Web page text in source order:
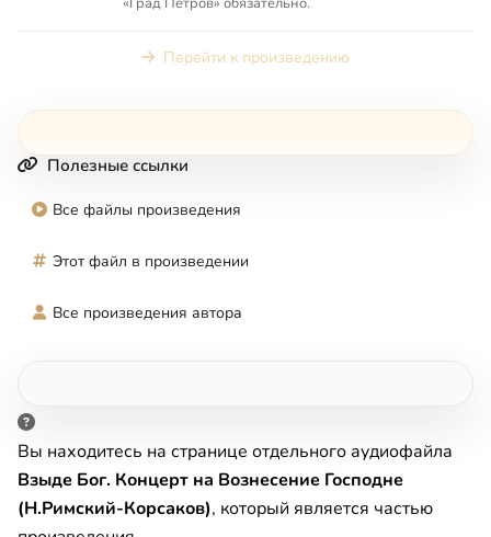
Перейти к произведению
Полезные ссылки
Все файлы произведения
Этот файл в произведении
Все произведения автора
Вы находитесь на странице отдельного аудиофайла
Взыде Бог. Концерт на Вознесение Господне
(Н.Римский-Корсаков), который является частью